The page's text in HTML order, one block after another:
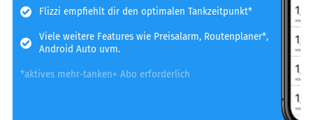
Flizzi empfiehlt dir den optimalen Tankzeitpunkt*
Viele weitere Features wie Preisalarm, Routenplaner*,
Android Auto uvm.
*aktives mehr-tanken+ Abo erforderlich